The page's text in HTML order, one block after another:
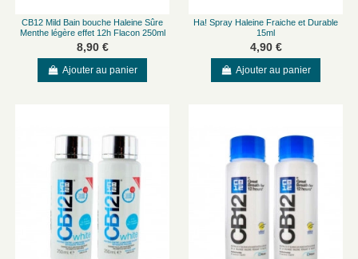
CB12 Mild Bain bouche Haleine Sûre
Menthe légère effet 12h Flacon 250ml
8,90 €
Ajouter au panier
Ha! Spray Haleine Fraiche et Durable
15ml
4,90 €
Ajouter au panier